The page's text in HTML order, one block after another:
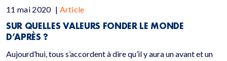
11 mai 2020 | Article
SUR QUELLES VALEURS FONDER LE MONDE
D’APRÈS ?
Aujourd’hui, tous s’accordent à dire qu’il y aura un avant et un